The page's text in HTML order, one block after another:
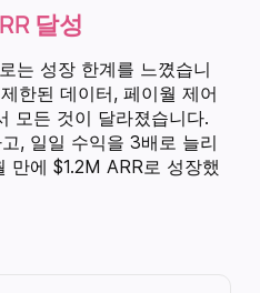
달성
는 성장 한계를 느꼈습니
한된 데이터, 페이월 제어
모든 것이 달라졌습니다.
, 일일 수익을 3배로 늘리
만에 $1.2M ARR로 성장했